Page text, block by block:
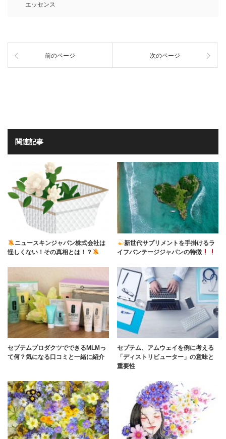
エッセンス
前のページ 次のページ
関連記事
ニュースキンジャパン株式会社は
怪しくない！その真相とは！？
新世代サプリメントを手掛けるラ
イフバンテージジャパンの特徴
セプテムプロダクツでできるMLMっ
て何？気になる口コミと一緒に紹介
セプテム、アムウェイを例に考える
「ディストリビューター」の意味と
重要性